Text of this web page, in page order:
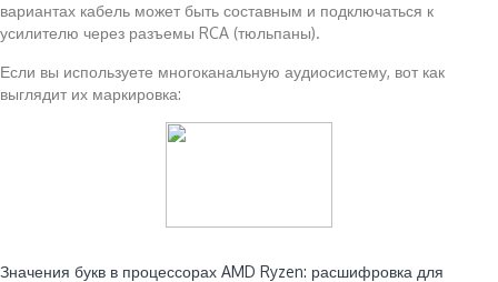
вариантах кабель может быть составным и подключаться к
усилителю через разъемы RCA (тюльпаны).
Если вы используете многоканальную аудиосистему, вот как
выглядит их маркировка:
Значения букв в процессорах AMD Ryzen: расшифровка для